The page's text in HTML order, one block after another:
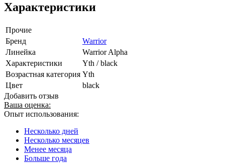
Характеристики
Прочие
Бренд
Warrior
Линейка
Warrior Alpha
Характеристики
Yth / black
Возрастная категория Yth
Цвет
black
Добавить отзыв
Ваша оценка:
Опыт использования:
Несколько дней
Несколько месяцев
Менее месяца
Больше года